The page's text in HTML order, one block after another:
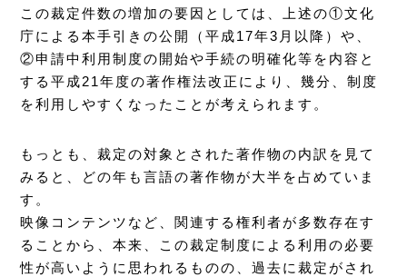
この裁定件数の増加の要因としては、上述の①文化
庁による本手引きの公開（平成17年3月以降）や、
②申請中利用制度の開始や手続の明確化等を内容と
する平成21年度の著作権法改正により、幾分、制度
を利用しやすくなったことが考えられます。
もっとも、裁定の対象とされた著作物の内訳を見て
みると、どの年も言語の著作物が大半を占めていま
す。
映像コンテンツなど、関連する権利者が多数存在す
ることから、本来、この裁定制度による利用の必要
性が高いように思われるものの、過去に裁定がされ